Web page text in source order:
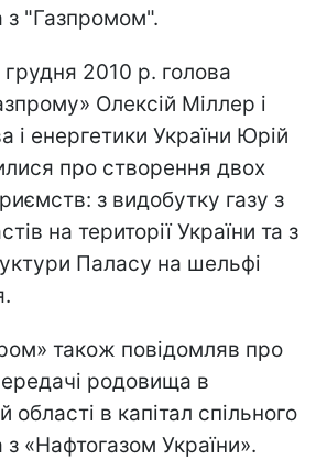
з "Газпромом".
грудня 2010 р. голова
Олексій Міллер і
і енергетики України Юрій
про створення двох
з видобутку газу з
на території України та з
Паласу на шельфі
також повідомляв про
родовища в
області в капітал спільного
«Нафтогазом України».